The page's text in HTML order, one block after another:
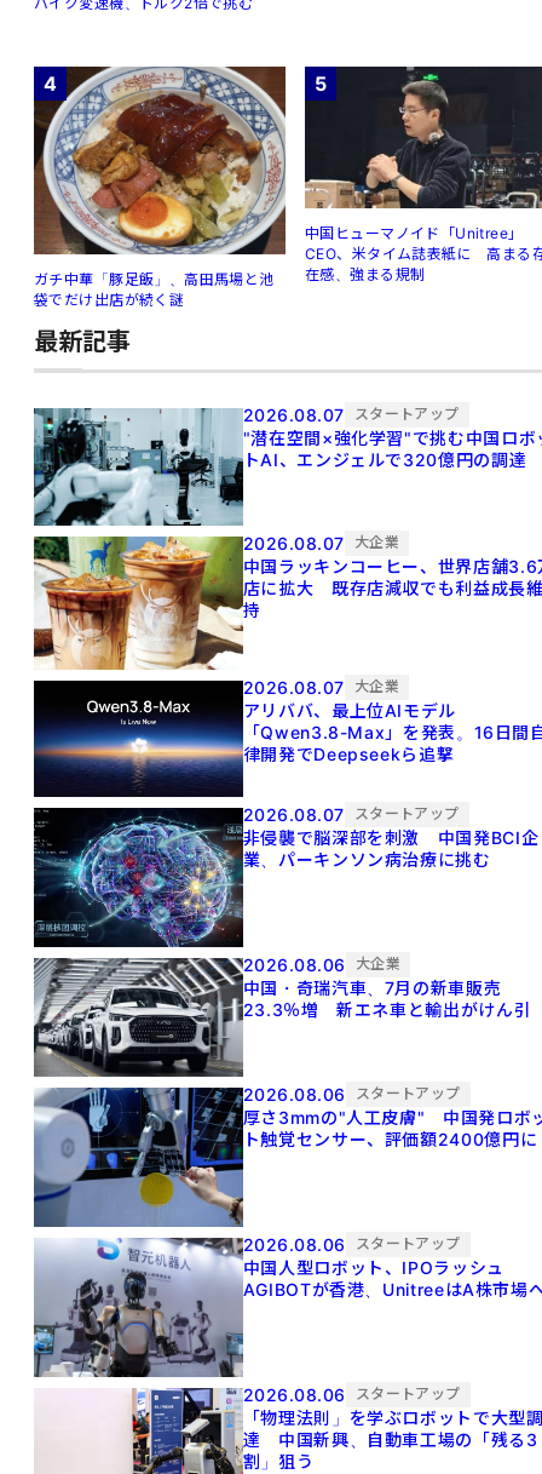
4
ガチ中華「豚足飯」、高田馬場と池
袋でだけ出店が続く謎
5
中国ヒューマノイド「Unitree」
CEO、米タイム誌表紙に 高まる
在感、強まる規制
最新記事
2026.08.07 スタートアップ
"潜在空間×強化学習"で挑む中国ロボ
トAI、エンジェルで320億円の調達
2026.08.07 大企業
中国ラッキンコーヒー、世界店舗3.6
店に拡大 既存店減収でも利益成長
持
2026.08.07 大企業
アリババ、最上位AIモデル
「Qwen3.8-Max」を発表。16日間
律開発でDeepseekら追撃
2026.08.07 スタートアップ
非侵襲で脳深部を刺激 中国発BCI企
業、パーキンソン病治療に挑む
2026.08.06 大企業
中国・奇瑞汽車、7月の新車販売
23.3％増 新エネ車と輸出がけん引
2026.08.06 スタートアップ
厚さ3mmの"人工皮膚" 中国発ロボ
ト触覚センサー、評価額2400億円に
2026.08.06 スタートアップ
中国人型ロボット、IPOラッシュ
AGIBOTが香港、UnitreeはA株市場
2026.08.06 スタートアップ
「物理法則」を学ぶロボットで大型
達 中国新興、自動車工場の「残る3
割」狙う